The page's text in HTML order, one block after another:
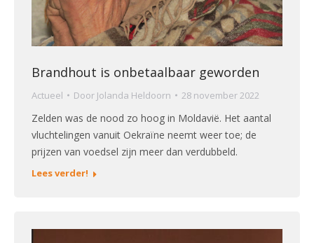
Brandhout is onbetaalbaar geworden
Actueel Door Jolanda Heldoorn 28 november 2022
Zelden was de nood zo hoog in Moldavië. Het aantal
vluchtelingen vanuit Oekraïne neemt weer toe; de
prijzen van voedsel zijn meer dan verdubbeld.
Lees verder!